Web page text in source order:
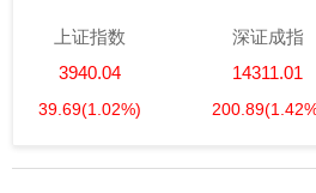
上证指数
3940.04
39.69(1.02%)
深证成指
14311.01
200.89